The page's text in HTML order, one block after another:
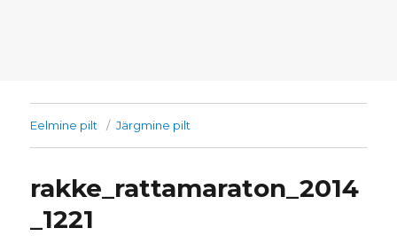
Eelmine pilt Järgmine pilt
rakke_rattamaraton_2014
_1221